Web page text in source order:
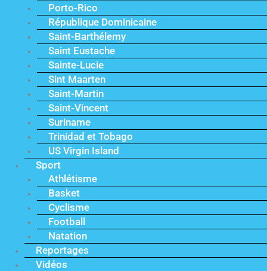
Porto-Rico
République Dominicaine
Saint-Barthélemy
Saint Eustache
Sainte-Lucie
Sint Maarten
Saint-Martin
Saint-Vincent
Suriname
Trinidad et Tobago
US Virgin Island
Sport
Athlétisme
Basket
Cyclisme
Football
Natation
Reportages
Vidéos